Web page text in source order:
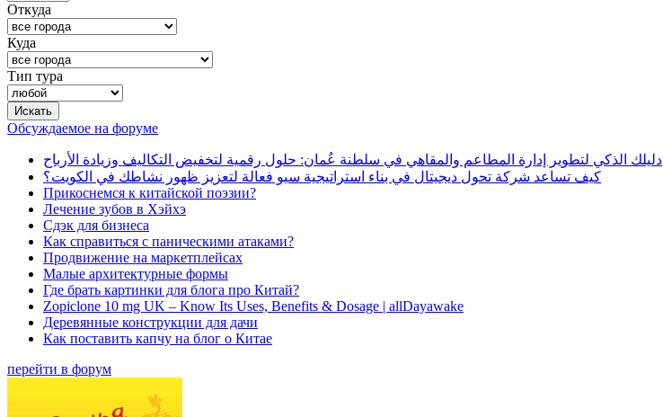
Откуда
Куда
Тип тура
Обсуждаемое на форуме
دليلك الذكي لتطوير إدارة المطاعم والمقاهي في سلطنة عُمان: حلول رقمية لتخفيض التكاليف وزيادة الأرباح
كيف تساعد شركة تحول ديجيتال في بناء استراتيجية سيو فعالة لتعزيز ظهور نشاطك في الكويت؟
Прикоснемся к китайской поэзии?
Лечение зубов в Хэйхэ
Сдэк для бизнеса
Как справиться с паническими атаками?
Продвижение на маркетплейсах
Малые архитектурные формы
Где брать картинки для блога про Китай?
Zopiclone 10 mg UK – Know Its Uses, Benefits & Dosage | allDayawake
Деревянные конструкции для дачи
Как поставить капчу на блог о Китае
перейти в форум